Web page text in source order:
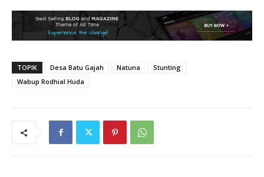
TOPIK Desa Batu Gajah Natuna
Stunting
Wabup Rodhial Huda